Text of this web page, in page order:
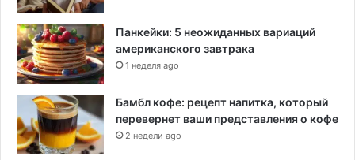
Панкейки: 5 неожиданных вариаций
американского завтрака
1 неделя ago
Бамбл кофе: рецепт напитка, который
перевернет ваши представления о кофе
2 недели ago